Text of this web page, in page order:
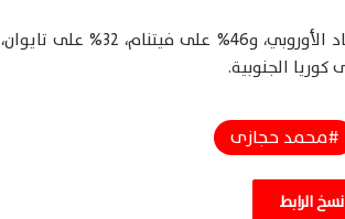
وفرض ترمب رسوماً جمركية قدرها 34% على الصين، و20% على الاتحاد الأوروبي، و46% على فيتنام، 32% على تايوان،
محمد حجازى
نسخ الرابط
ضربة أمريكية تستهدف مقرًا للحرس الثوري
الإقليمية اليوم
ترامب يلوح بضربات أوسع ضد إيران وتصعيد
خطير يهدد أمن وأسواق الطاقة العالمية